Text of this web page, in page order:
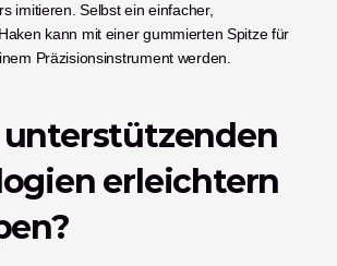
imitieren. Selbst ein einfacher,
kann mit einer gummierten Spitze für
Präzisionsinstrument werden.
erleichtern